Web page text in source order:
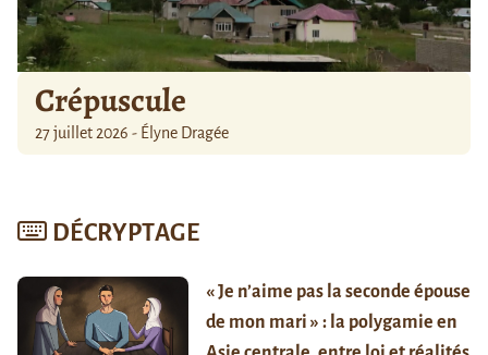
Crépuscule
27 juillet 2026 - Élyne Dragée
DÉCRYPTAGE
« Je n’aime pas la seconde épouse
de mon mari » : la polygamie en